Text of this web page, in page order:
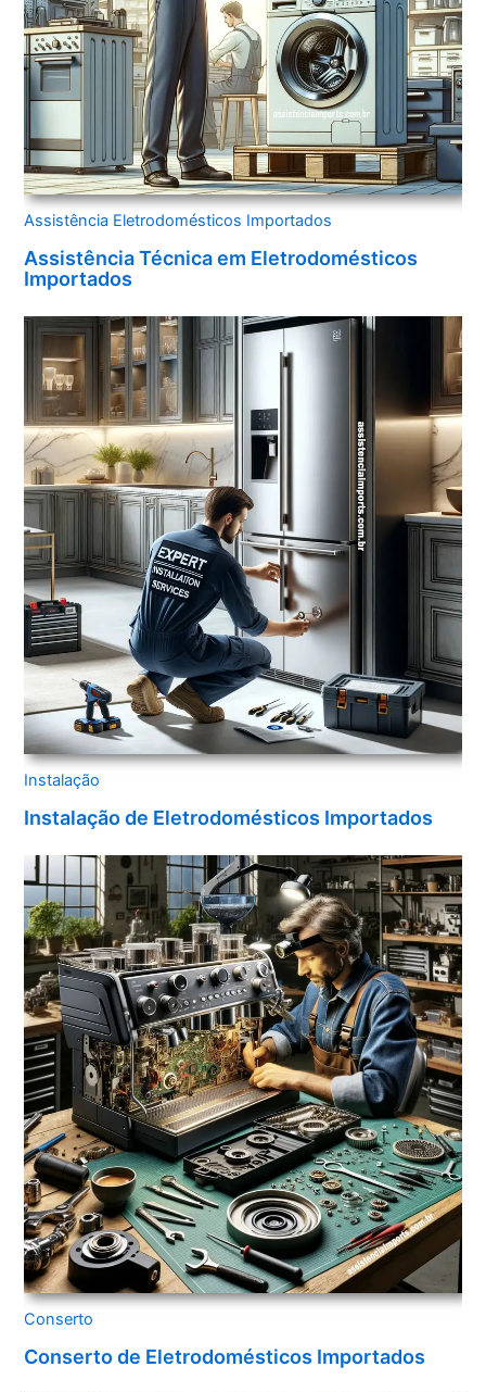
Assistência Eletrodomésticos Importados
Assistência Técnica em Eletrodomésticos
Importados
Instalação
Instalação de Eletrodomésticos Importados
Conserto
Conserto de Eletrodomésticos Importados